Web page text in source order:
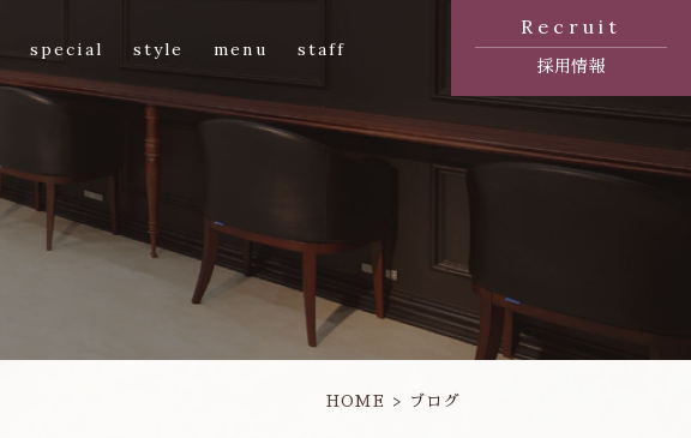
special style menu staff
Recruit
採用情報
HOME ブログ